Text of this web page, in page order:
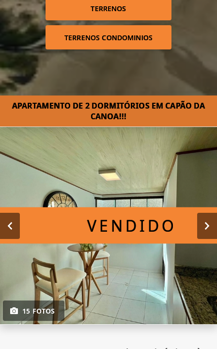
TERRENOS
TERRENOS CONDOMINIOS
APARTAMENTO DE 2 DORMITÓRIOS EM CAPÃO DA
CANOA!!!
15 FOTOS
VENDIDO